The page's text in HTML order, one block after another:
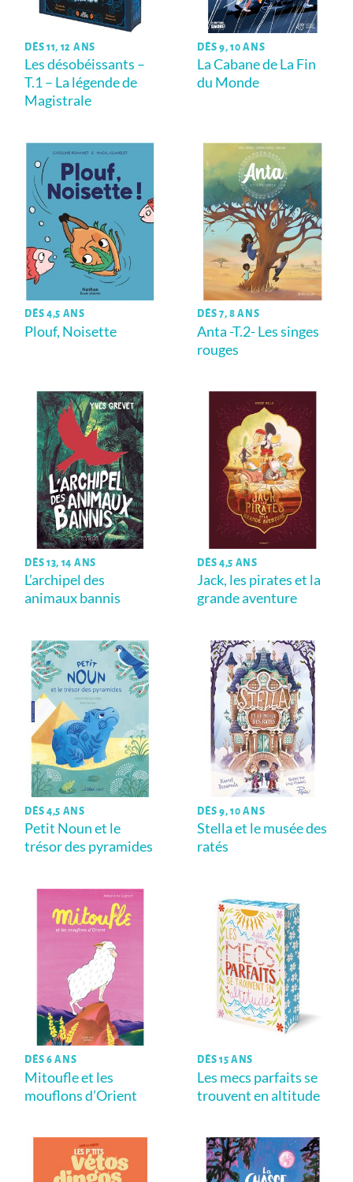
DÈS 11, 12 ANS
Les désobéissants –
T.1 – La légende de
Magistrale
DÈS 9, 10 ANS
La Cabane de La Fin
du Monde
DÈS 4,5 ANS
Plouf, Noisette
DÈS 7, 8 ANS
Anta -T.2- Les singes
rouges
DÈS 13, 14 ANS
L’archipel des
animaux bannis
DÈS 4,5 ANS
Jack, les pirates et la
grande aventure
DÈS 4,5 ANS
Petit Noun et le
trésor des pyramides
DÈS 9, 10 ANS
Stella et le musée des
ratés
DÈS 6 ANS
Mitoufle et les
mouflons d’Orient
DÈS 15 ANS
Les mecs parfaits se
trouvent en altitude